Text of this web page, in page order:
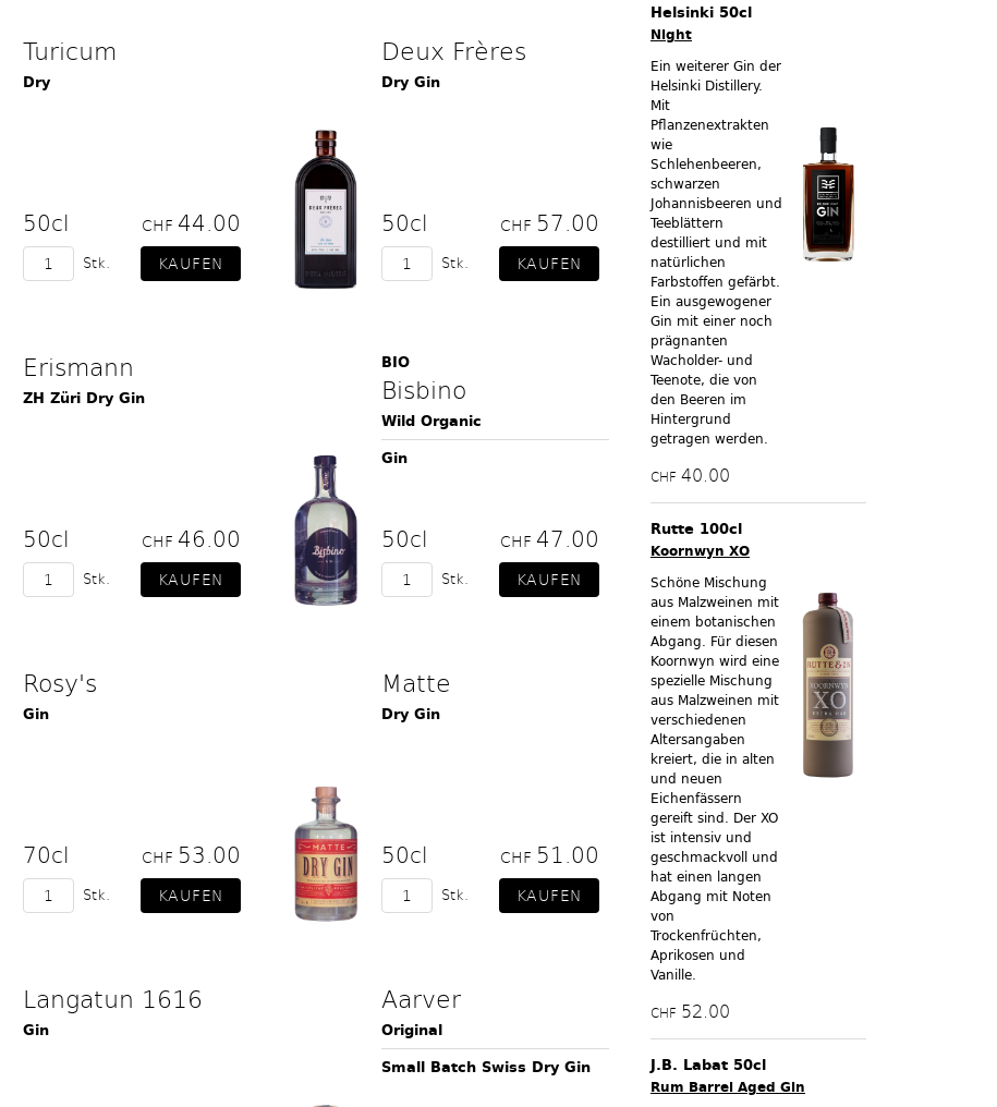
Turicum
Dry
50cl CHF 44.00
Stk.
Deux Frères
Dry Gin
50cl CHF 57.00
Stk.
Erismann
ZH Züri Dry Gin
50cl CHF 46.00
Stk.
BIO
Bisbino
Wild Organic
Gin
50cl CHF 47.00
Stk.
Rosy's
Gin
70cl CHF 53.00
Stk.
Matte
Dry Gin
50cl CHF 51.00
Stk.
Langatun 1616
Gin
Aarver
Original
Small Batch Swiss Dry Gin
Helsinki 50cl
Night
Ein weiterer Gin der
Helsinki Distillery.
Mit
Pflanzenextrakten
wie
Schlehenbeeren,
schwarzen
Johannisbeeren und
Teeblättern
destilliert und mit
natürlichen
Farbstoffen gefärbt.
Ein ausgewogener
Gin mit einer noch
prägnanten
Wacholder- und
Teenote, die von
den Beeren im
Hintergrund
getragen werden.
CHF 40.00
Rutte 100cl
Koornwyn XO
Schöne Mischung
aus Malzweinen mit
einem botanischen
Abgang. Für diesen
Koornwyn wird eine
spezielle Mischung
aus Malzweinen mit
verschiedenen
Altersangaben
kreiert, die in alten
und neuen
Eichenfässern
gereift sind. Der XO
ist intensiv und
geschmackvoll und
hat einen langen
Abgang mit Noten
von
Trockenfrüchten,
Aprikosen und
Vanille.
CHF 52.00
J.B. Labat 50cl
Rum Barrel Aged Gin